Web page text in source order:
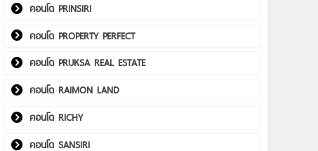
คอนโด PRINSIRI
คอนโด PROPERTY PERFECT
คอนโด PRUKSA REAL ESTATE
คอนโด RAIMON LAND
คอนโด RICHY
คอนโด SANSIRI